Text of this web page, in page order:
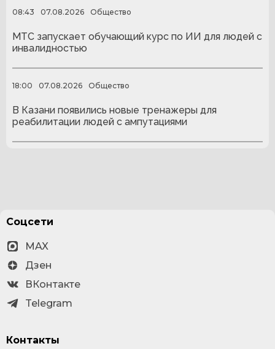
08:43 07.08.2026 Общество
МТС запускает обучающий курс по ИИ для людей с
инвалидностью
18:00 07.08.2026 Общество
В Казани появились новые тренажеры для
реабилитации людей с ампутациями
Соцсети
MAX
Дзен
ВКонтакте
Telegram
Контакты